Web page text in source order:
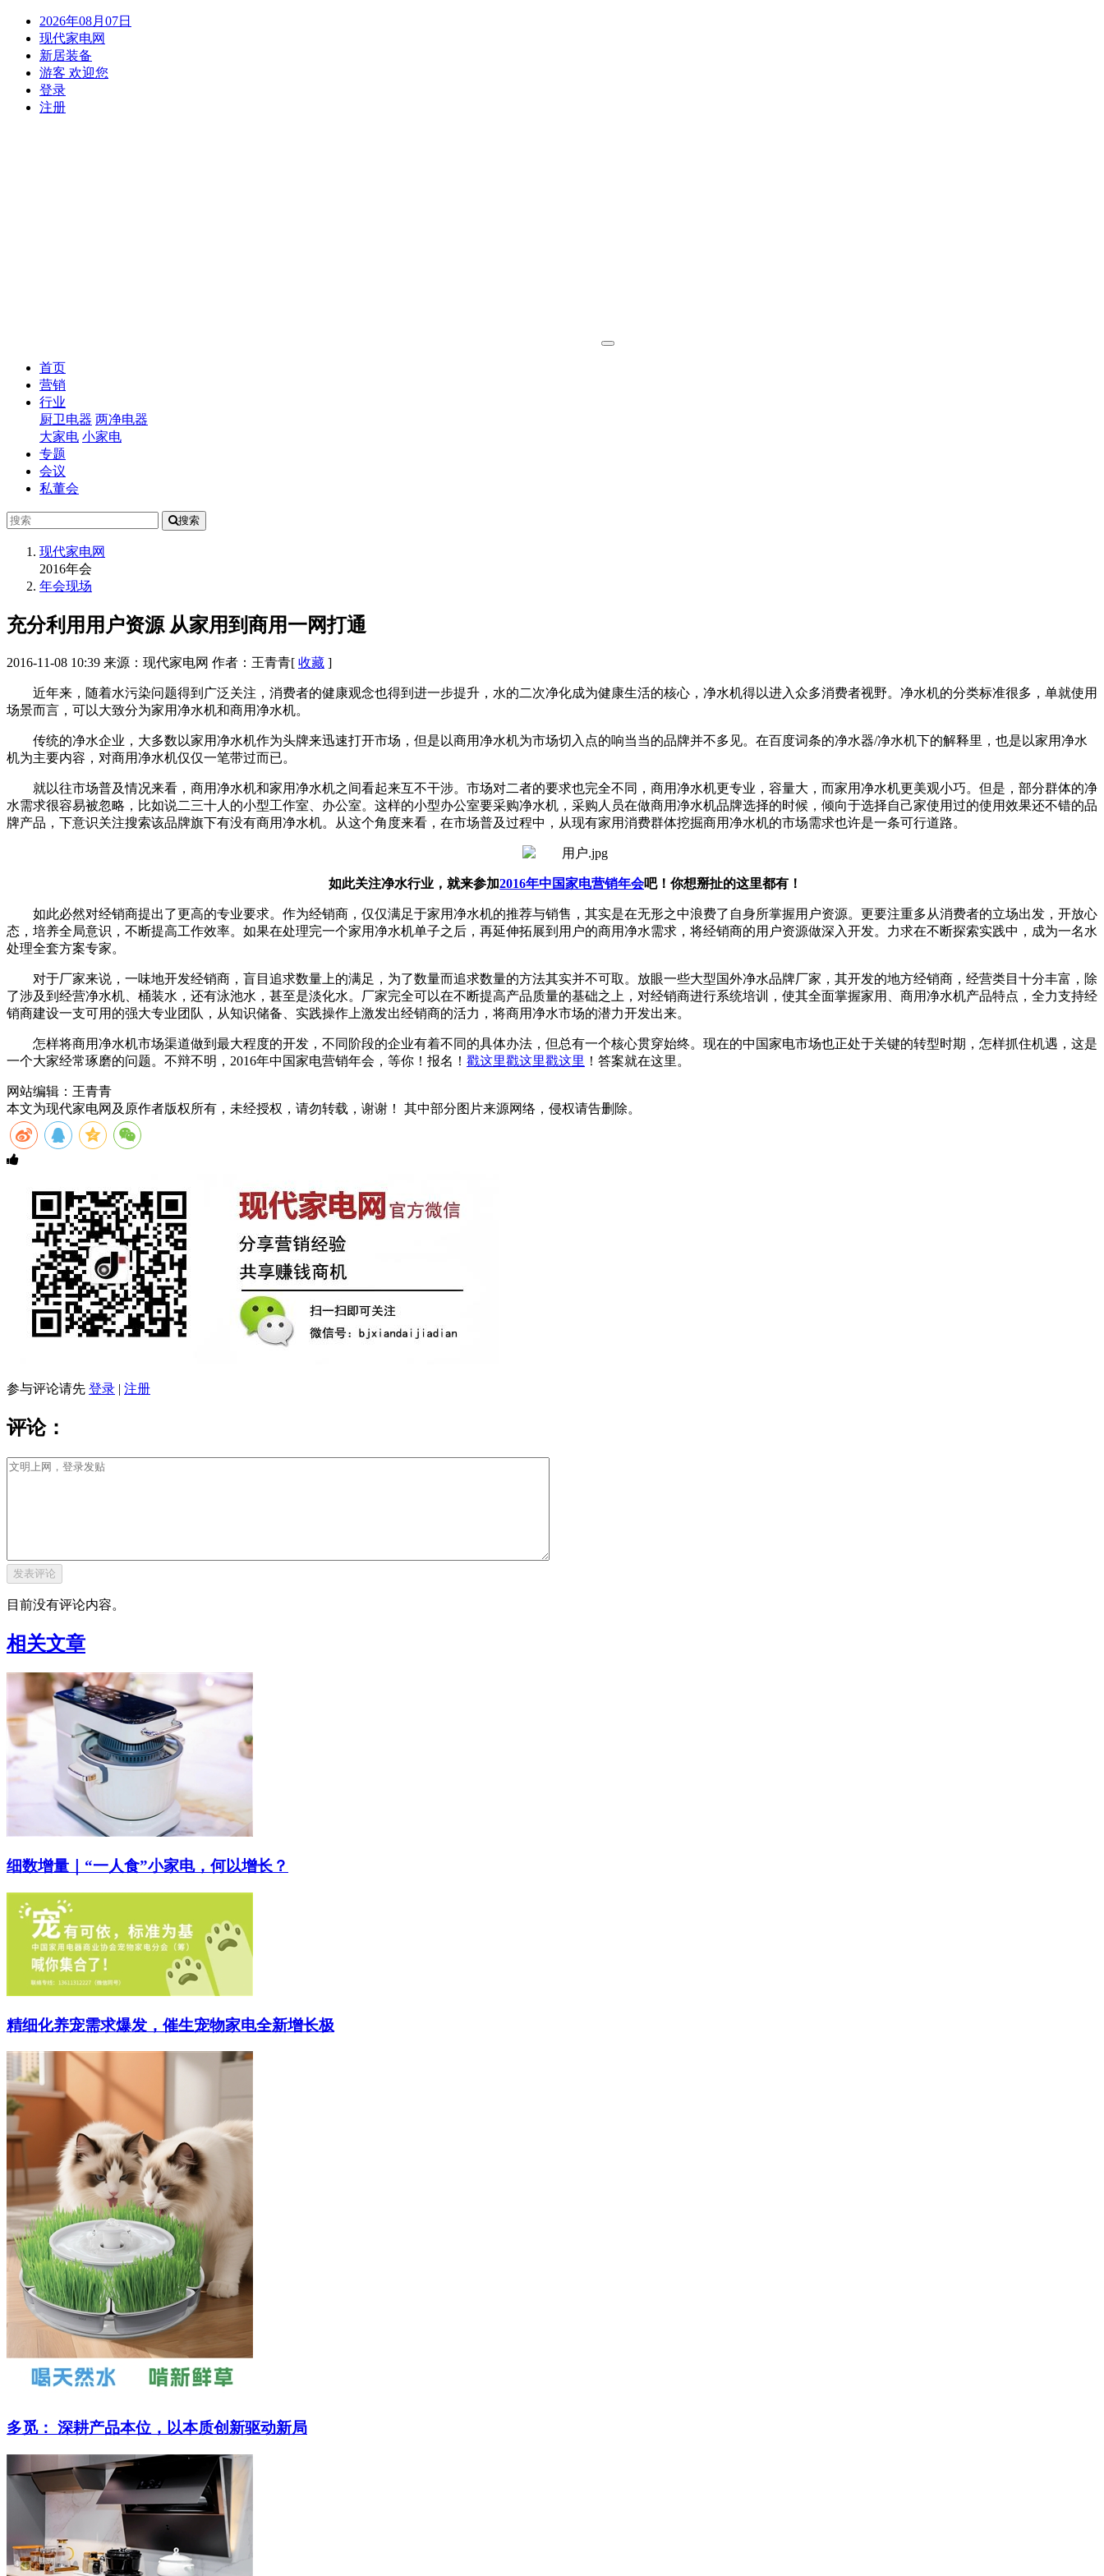
2026年08月07日
现代家电网
新居装备
游客 欢迎您
登录
注册
首页(current)
营销
行业
厨卫电器 两净电器
大家电 小家电
专题
会议
私董会
搜索
现代家电网
2016年会
年会现场
充分利用用户资源 从家用到商用一网打通
2016-11-08 10:39 来源：现代家电网 作者：王青青[ 收藏 ]
近年来，随着水污染问题得到广泛关注，消费者的健康观念也得到进一步提升，水的二次净化成为健康生活的核心，净水机得以进入众多消费者视野。净水机的分类标准很多，单就使用
场景而言，可以大致分为家用净水机和商用净水机。
传统的净水企业，大多数以家用净水机作为头牌来迅速打开市场，但是以商用净水机为市场切入点的响当当的品牌并不多见。在百度词条的净水器/净水机下的解释里，也是以家用净水
机为主要内容，对商用净水机仅仅一笔带过而已。
就以往市场普及情况来看，商用净水机和家用净水机之间看起来互不干涉。市场对二者的要求也完全不同，商用净水机更专业，容量大，而家用净水机更美观小巧。但是，部分群体的净
水需求很容易被忽略，比如说二三十人的小型工作室、办公室。这样的小型办公室要采购净水机，采购人员在做商用净水机品牌选择的时候，倾向于选择自己家使用过的使用效果还不错的品
牌产品，下意识关注搜索该品牌旗下有没有商用净水机。从这个角度来看，在市场普及过程中，从现有家用消费群体挖掘商用净水机的市场需求也许是一条可行道路。
如此关注净水行业，就来参加2016年中国家电营销年会吧！你想掰扯的这里都有！
如此必然对经销商提出了更高的专业要求。作为经销商，仅仅满足于家用净水机的推荐与销售，其实是在无形之中浪费了自身所掌握用户资源。更要注重多从消费者的立场出发，开放心
态，培养全局意识，不断提高工作效率。如果在处理完一个家用净水机单子之后，再延伸拓展到用户的商用净水需求，将经销商的用户资源做深入开发。力求在不断探索实践中，成为一名水
处理全套方案专家。
对于厂家来说，一味地开发经销商，盲目追求数量上的满足，为了数量而追求数量的方法其实并不可取。放眼一些大型国外净水品牌厂家，其开发的地方经销商，经营类目十分丰富，除
了涉及到经营净水机、桶装水，还有泳池水，甚至是淡化水。厂家完全可以在不断提高产品质量的基础之上，对经销商进行系统培训，使其全面掌握家用、商用净水机产品特点，全力支持经
销商建设一支可用的强大专业团队，从知识储备、实践操作上激发出经销商的活力，将商用净水市场的潜力开发出来。
怎样将商用净水机市场渠道做到最大程度的开发，不同阶段的企业有着不同的具体办法，但总有一个核心贯穿始终。现在的中国家电市场也正处于关键的转型时期，怎样抓住机遇，这是
一个大家经常琢磨的问题。不辩不明，2016年中国家电营销年会，等你！报名！ 戳这里戳这里戳这里 ！答案就在这里。
网站编辑：王青青
本文为现代家电网及原作者版权所有，未经授权，请勿转载，谢谢！ 其中部分图片来源网络，侵权请告删除。
参与评论请先 登录 | 注册
评论：
目前没有评论内容。
相关文章
细数增量｜“一人食”小家电，何以增长？
精细化养宠需求爆发，催生宠物家电全新增长极
多觅： 深耕产品本位，以本质创新驱动新局